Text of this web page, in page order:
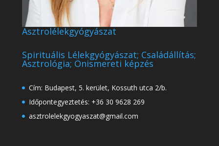
Asztrolélekgyógyászat
Spirituális Lélekgyógyászat; Családállítás;
Asztrológia; Önismereti képzés
Cím: Budapest, 5. kerület, Kossuth utca 2/b.
Időpontegyeztetés: +36 30 9628 269
asztrolelekgyogyaszat@gmail.com